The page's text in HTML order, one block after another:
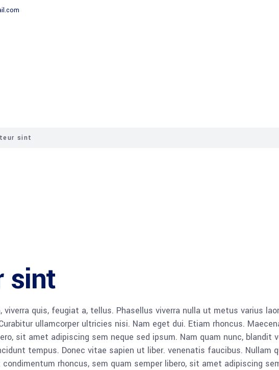
sint
sint
viverra quis, feugiat a, tellus. Phasellus viverra nulla ut metus varius
ullamcorper ultricies nisi. Nam eget dui. Etiam rhoncus.
sit amet adipiscing sem neque sed ipsum. Nam quam nunc, blandit
tempus. Donec vitae sapien ut liber. venenatis faucibus. Nullam
rhoncus, sem quam semper libero, sit amet adipiscing